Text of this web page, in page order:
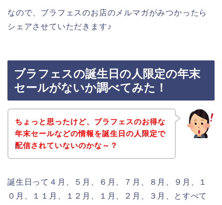
なので、ブラフェスのお店のメルマガがみつかったら
シェアさせていただきます♪
ブラフェスの誕生日の人限定の年末
セールがないか調べてみた！
ちょっと思ったけど、ブラフェスのお得な
年末セールなどの情報を誕生日の人限定で
配信されていないのかな～？
誕生日って４月、５月、６月、７月、８月、９月、１
０月、１１月、１２月、１月、２月、３月、とすべて